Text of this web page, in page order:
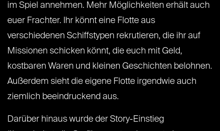
im Spiel annehmen. Mehr Möglichkeiten erhält auch
euer Frachter. Ihr könnt eine Flotte aus
verschiedenen Schiffstypen rekrutieren, die ihr auf
Missionen schicken könnt, die euch mit Geld,
kostbaren Waren und kleinen Geschichten belohnen.
Außerdem sieht die eigene Flotte irgendwie auch
ziemlich beeindruckend aus.
Darüber hinaus wurde der Story-Einstieg